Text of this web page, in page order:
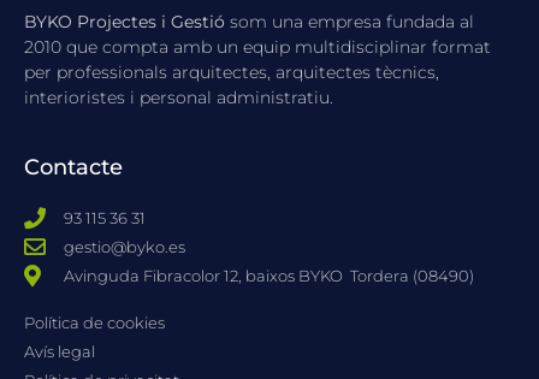
BYKO Projectes i Gestió som una empresa fundada al
2010 que compta amb un equip multidisciplinar format
per professionals arquitectes, arquitectes tècnics,
interioristes i personal administratiu.
Contacte
93 115 36 31
gestio@byko.es
Avinguda Fibracolor 12, baixos BYKO ​ Tordera (08490)
Política de cookies
Avís legal